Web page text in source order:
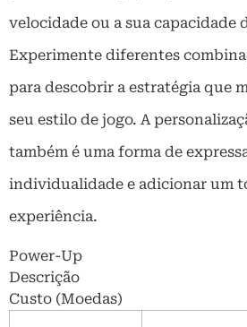
velocidade ou a sua capacidade
Experimente diferentes
para descobrir a estratégia que
seu estilo de jogo. A
também é uma forma de
individualidade e adicionar um
experiência.
Power-Up
Descrição
Custo (Moedas)